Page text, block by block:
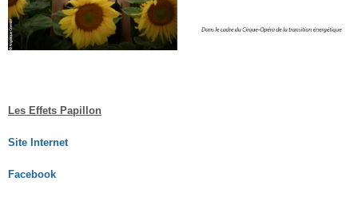
Les Effets Papillon
Site Internet
Facebook